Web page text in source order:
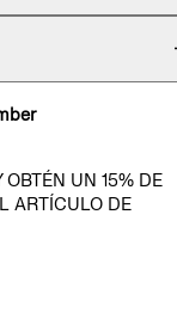
OBTÉN UN 15% DE
ARTÍCULO DE